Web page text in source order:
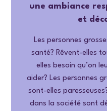
une ambiance
et
Les personnes
santé? Rêvent-elles
elles besoin qu’on
aider? Les personnes
sont-elles
dans la société sont